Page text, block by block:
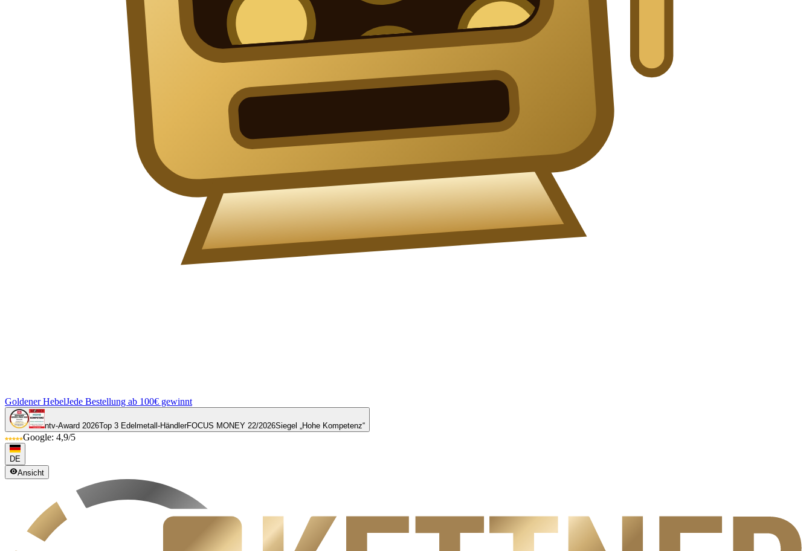
Goldener HebelJede Bestellung ab 100€ gewinnt
ntv-Award 2026Top 3 Edelmetall-HändlerFOCUS MONEY 22/2026Siegel „Hohe Kompetenz“
Google: 4,9/5
DE
Ansicht